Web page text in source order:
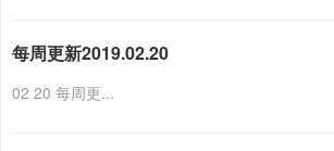
每周更新2019.02.20
02 20 每周更...